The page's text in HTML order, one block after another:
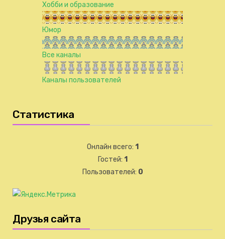
Хобби и образование
Юмор
Все каналы
Каналы пользователей
Статистика
Онлайн всего: 1
Гостей: 1
Пользователей: 0
Друзья сайта